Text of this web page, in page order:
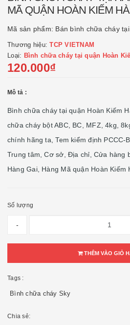
MÃ QUẬN HOÀN KIẾM
Mã sản phẩm: Bán bình chữa cháy
Thương hiệu:TCP VIETNAM
Loại: Bình chữa cháy tại quận Hoàn
120.000₫
Mô tả :
Bình chữa cháy tại quận Hoàn Kiếm
chữa cháy bột ABC, BC, MFZ, 4kg,
chính hãng ta, Tem kiểm định PCCC-
Trung tâm, Cơ sở, Địa chỉ, Cửa hàng
Hàng Gai, Hàng Mã quận Hoàn Kiếm
Số lượng
-
THÊM VÀO GIỎ
Tags :
Bình chữa cháy Sky
Chia sẻ: